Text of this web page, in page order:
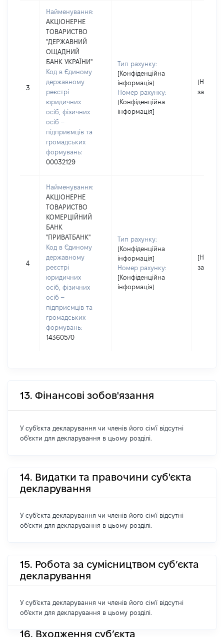
3
Найменування:
АКЦІОНЕРНЕ
ТОВАРИСТВО
"ДЕРЖАВНИЙ
ОЩАДНИЙ
БАНК УКРАЇНИ"
Код в Єдиному
державному
реєстрі
юридичних
осіб, фізичних
осіб –
підприємців та
громадських
формувань:
00032129
Тип рахунку:
[Конфіденційна
інформація]
Номер рахунку:
[Конфіденційна
інформація]
[Не
4
Найменування:
АКЦІОНЕРНЕ
ТОВАРИСТВО
КОМЕРЦІЙНИЙ
БАНК
"ПРИВАТБАНК"
Код в Єдиному
державному
реєстрі
юридичних
осіб, фізичних
осіб –
підприємців та
громадських
формувань:
14360570
Тип рахунку:
[Конфіденційна
інформація]
Номер рахунку:
[Конфіденційна
інформація]
[Не
13. Фінансові зобов'язання
У суб'єкта декларування чи членів його сім'ї відсутні
об'єкти для декларування в цьому розділі.
14. Видатки та правочини суб'єкта
декларування
У суб'єкта декларування чи членів його сім'ї відсутні
об'єкти для декларування в цьому розділі.
15. Робота за сумісництвом суб’єкта
декларування
У суб'єкта декларування чи членів його сім'ї відсутні
об'єкти для декларування в цьому розділі.
16. Входження суб’єкта